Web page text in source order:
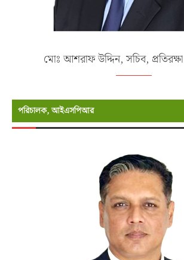
মোঃ আশরাফ উদ্দিন, সচিব, প্রতিরক্ষা
পরিচালক, আইএসপিআর